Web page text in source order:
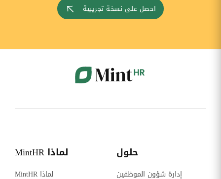
احصل على نسخة تجريبية
حلول
إدارة شؤون الموظفين
لماذا MintHR
لماذا MintHR